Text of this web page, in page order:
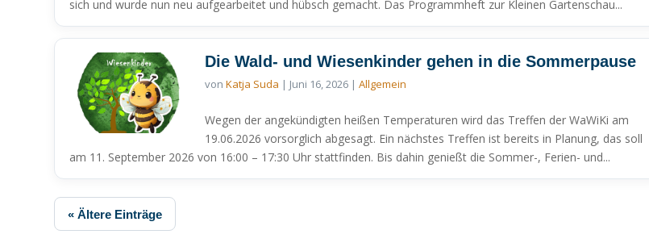
sich und wurde nun neu aufgearbeitet und hübsch gemacht. Das Programmheft zur Kleinen Gartenschau...
Die Wald- und Wiesenkinder gehen in die Sommerpause
vonKatja Suda | Juni 16, 2026 |Allgemein
Wegen der angekündigten heißen Temperaturen wird das Treffen der WaWiKi am
19.06.2026 vorsorglich abgesagt. Ein nächstes Treffen ist bereits in Planung, das soll
am 11. September 2026 von 16:00 – 17:30 Uhr stattfinden. Bis dahin genießt die Sommer-, Ferien- und...
« Ältere Einträge